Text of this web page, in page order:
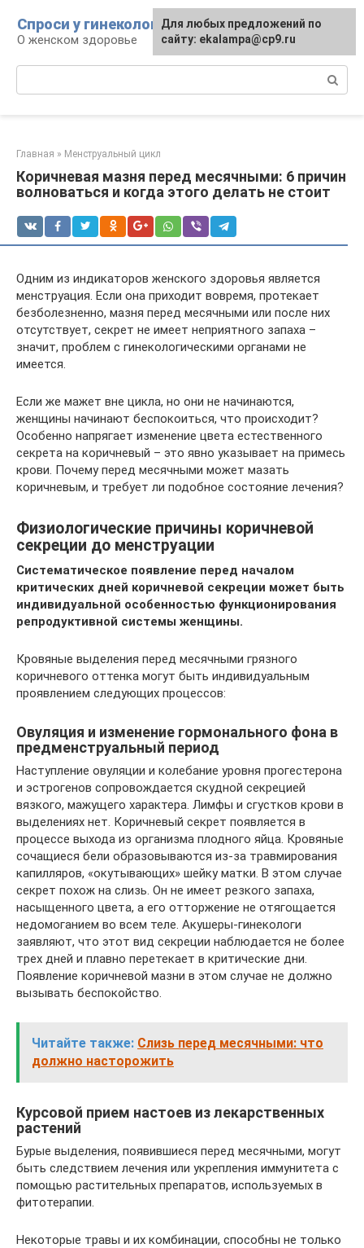
контенту
Спроси у гинеколога
О женском здоровье
Главная » Менструальный цикл
Коричневая мазня перед месячными: 6 причин
волноваться и когда этого делать не стоит
Одним из индикаторов женского здоровья является
менструация. Если она приходит вовремя, протекает
безболезненно, мазня перед месячными или после них
отсутствует, секрет не имеет неприятного запаха –
значит, проблем с гинекологическими органами не
имеется.
Если же мажет вне цикла, но они не начинаются,
женщины начинают беспокоиться, что происходит?
Особенно напрягает изменение цвета естественного
секрета на коричневый – это явно указывает на примесь
крови. Почему перед месячными может мазать
коричневым, и требует ли подобное состояние лечения?
Физиологические причины коричневой
секреции до менструации
Систематическое появление перед началом
критических дней коричневой секреции может быть
индивидуальной особенностью функционирования
репродуктивной системы женщины.
Кровяные выделения перед месячными грязного
коричневого оттенка могут быть индивидуальным
проявлением следующих процессов:
Овуляция и изменение гормонального фона в
предменструальный период
Наступление овуляции и колебание уровня прогестерона
и эстрогенов сопровождается скудной секрецией
вязкого, мажущего характера. Лимфы и сгустков крови в
выделениях нет. Коричневый секрет появляется в
процессе выхода из организма плодного яйца. Кровяные
сочащиеся бели образовываются из-за травмирования
капилляров, «окутывающих» шейку матки. В этом случае
секрет похож на слизь. Он не имеет резкого запаха,
насыщенного цвета, а его отторжение не отягощается
недомоганием во всем теле. Акушеры-гинекологи
заявляют, что этот вид секреции наблюдается не более
трех дней и плавно перетекает в критические дни.
Появление коричневой мазни в этом случае не должно
вызывать беспокойство.
Читайте также: Слизь перед месячными: что
должно насторожить
Курсовой прием настоев из лекарственных
растений
Бурые выделения, появившиеся перед месячными, могут
быть следствием лечения или укрепления иммунитета с
помощью растительных препаратов, используемых в
фитотерапии.
Некоторые травы и их комбинации, способны не только
Для любых предложений по
сайту: ekalampa@cp9.ru